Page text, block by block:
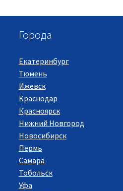
Города
Екатеринбург
Тюмень
Ижевск
Краснодар
Красноярск
Нижний Новгород
Новосибирск
Пермь
Самара
Тобольск
Уфа